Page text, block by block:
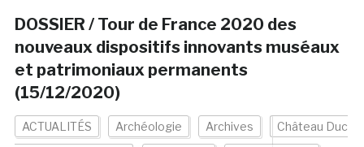
DOSSIER / Tour de France 2020 des
nouveaux dispositifs innovants muséaux
et patrimoniaux permanents
(15/12/2020)
ACTUALITÉS Archéologie Archives Château Duc